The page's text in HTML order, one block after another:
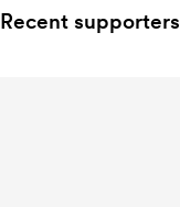
Recent supporters